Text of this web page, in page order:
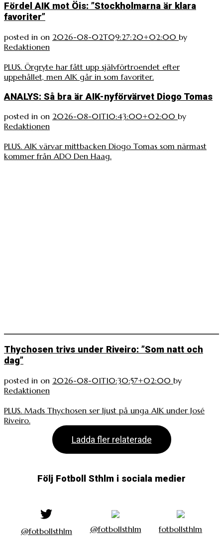
Fördel AIK mot Öis: ”Stockholmarna är klara
favoriter”
posted in on 2026-08-02T09:27:20+02:00 by
Redaktionen
PLUS. Örgryte har fått upp självförtroendet efter
uppehållet, men AIK går in som favoriter.
ANALYS: Så bra är AIK-nyförvärvet Diogo Tomas
posted in on 2026-08-01T10:43:00+02:00 by
Redaktionen
PLUS. AIK värvar mittbacken Diogo Tomas som närmast
kommer från ADO Den Haag.
Thychosen trivs under Riveiro: ”Som natt och
dag”
posted in on 2026-08-01T10:30:57+02:00 by
Redaktionen
PLUS. Mads Thychosen ser ljust på unga AIK under José
Riveiro.
Ladda fler relaterade
Följ Fotboll Sthlm i sociala medier
@fotbollsthlm @fotbollsthlm fotbollsthlm